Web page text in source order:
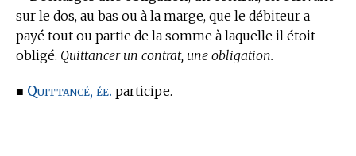
sur le dos, au bas ou à la marge, que le débiteur a
payé tout ou partie de la somme à laquelle il étoit
obligé. Quittancer un contrat, une obligation.
■ Quittancé, ée. participe.